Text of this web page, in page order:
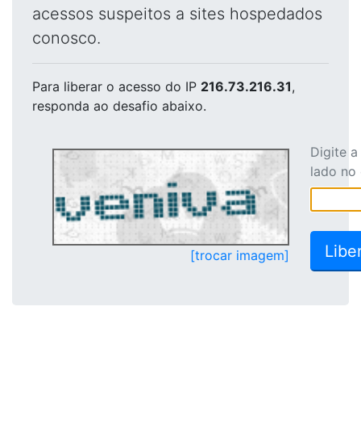
acessos suspeitos a sites hospedados
conosco.
Para liberar o acesso do IP 216.73.216.31,
responda ao desafio abaixo.
[trocar imagem]
Digite
lado no